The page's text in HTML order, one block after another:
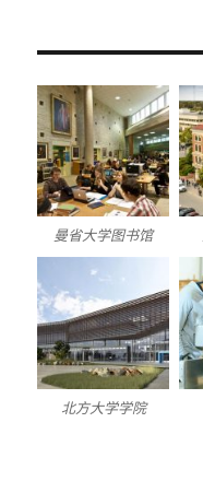
曼省大学图书馆
北方大学学院